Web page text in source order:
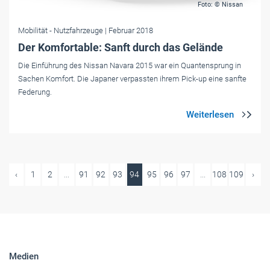
Foto: © Nissan
Mobilität - Nutzfahrzeuge | Februar 2018
Der Komfortable: Sanft durch das Gelände
Die Einführung des Nissan Navara 2015 war ein Quantensprung in
Sachen Komfort. Die Japaner verpassten ihrem Pick-up eine sanfte
Federung.
‹ 1 2 ... 91 92 93 94 95 96 97 ... 108 109 ›
Medien